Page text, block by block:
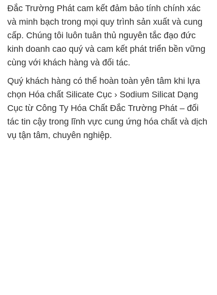
Đắc Trường Phát cam kết đảm bảo tính chính xác
và minh bạch trong mọi quy trình sản xuất và cung
cấp. Chúng tôi luôn tuân thủ nguyên tắc đạo đức
kinh doanh cao quý và cam kết phát triển bền vững
cùng với khách hàng và đối tác.
Quý khách hàng có thể hoàn toàn yên tâm khi lựa
chọn Hóa chất Silicate Cục › Sodium Silicat Dạng
Cục từ Công Ty Hóa Chất Đắc Trường Phát – đối
tác tin cậy trong lĩnh vực cung ứng hóa chất và dịch
vụ tận tâm, chuyên nghiệp.